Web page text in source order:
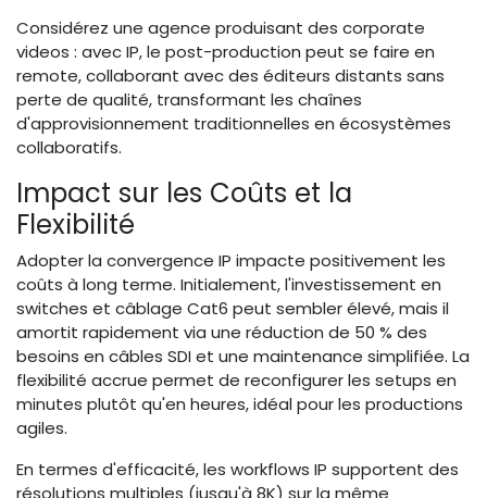
Considérez une agence produisant des corporate
videos : avec IP, le post-production peut se faire en
remote, collaborant avec des éditeurs distants sans
perte de qualité, transformant les chaînes
d'approvisionnement traditionnelles en écosystèmes
collaboratifs.
Impact sur les Coûts et la
Flexibilité
Adopter la convergence IP impacte positivement les
coûts à long terme. Initialement, l'investissement en
switches et câblage Cat6 peut sembler élevé, mais il
amortit rapidement via une réduction de 50 % des
besoins en câbles SDI et une maintenance simplifiée. La
flexibilité accrue permet de reconfigurer les setups en
minutes plutôt qu'en heures, idéal pour les productions
agiles.
En termes d'efficacité, les workflows IP supportent des
résolutions multiples (jusqu'à 8K) sur la même